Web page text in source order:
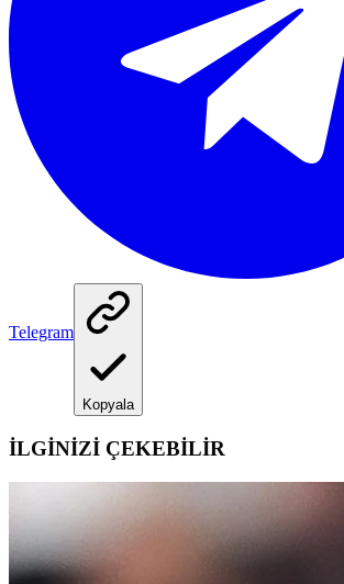
Telegram
Kopyala
İLGİNİZİ ÇEKEBİLİR